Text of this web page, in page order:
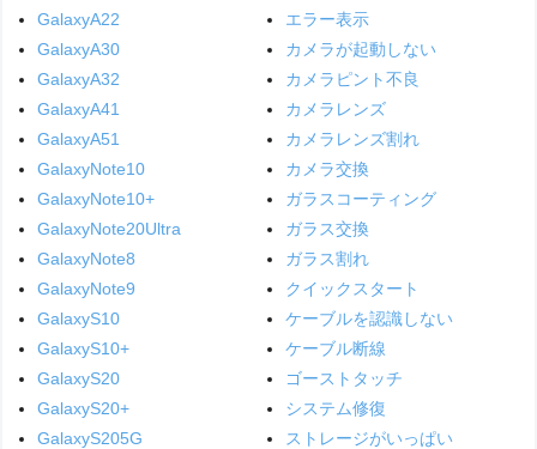
GalaxyA22
GalaxyA30
GalaxyA32
GalaxyA41
GalaxyA51
GalaxyNote10
GalaxyNote10+
GalaxyNote20Ultra
GalaxyNote8
GalaxyNote9
GalaxyS10
GalaxyS10+
GalaxyS20
GalaxyS20+
GalaxyS205G
エラー表示
カメラが起動しない
カメラピント不良
カメラレンズ
カメラレンズ割れ
カメラ交換
ガラスコーティング
ガラス交換
ガラス割れ
クイックスタート
ケーブルを認識しない
ケーブル断線
ゴーストタッチ
システム修復
ストレージがいっぱい